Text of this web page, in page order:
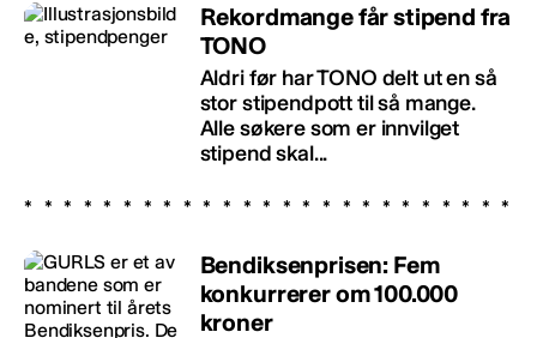
Rekordmange får stipend fra
TONO
Aldri før har TONO delt ut en så
stor stipendpott til så mange.
Alle søkere som er innvilget
stipend skal...
Bendiksenprisen: Fem
konkurrerer om 100.000
kroner